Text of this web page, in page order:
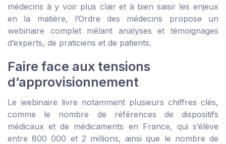
médecins à y voir plus clair et à bien saisir les enjeux
en la matière, l’Ordre des médecins propose un
webinaire complet mêlant analyses et témoignages
d’experts, de praticiens et de patients.
Faire face aux tensions
d’approvisionnement
Le webinaire livre notamment plusieurs chiffres clés,
comme le nombre de références de dispositifs
médicaux et de médicaments en France, qui s’élève
entre 800 000 et 2 millions, ainsi que le nombre de